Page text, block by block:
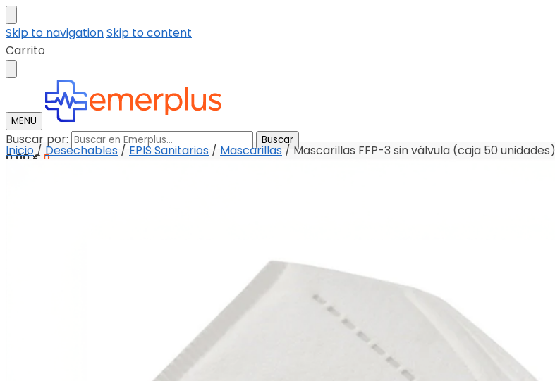
Skip to navigationSkip to content
Carrito
MENU
Buscar por: Buscar
0,00€ 0
Inicio/Desechables/EPIS Sanitarios/Mascarillas/Mascarillas FFP-3 sin válvula (caja 50 unidades)